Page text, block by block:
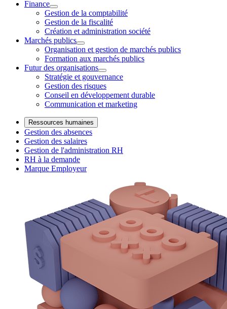
Finance
Gestion de la comptabilité
Gestion de la fiscalité
Création et administration société
Marchés publics
Organisation et gestion de marchés publics
Formation aux marchés publics
Futur des organisations
Stratégie et gouvernance
Gestion des risques
Conseil en développement durable
Communication et marketing
Ressources humaines
Gestion des absences
Gestion des salaires
Gestion de l'administration RH
RH à la demande
Marque Employeur